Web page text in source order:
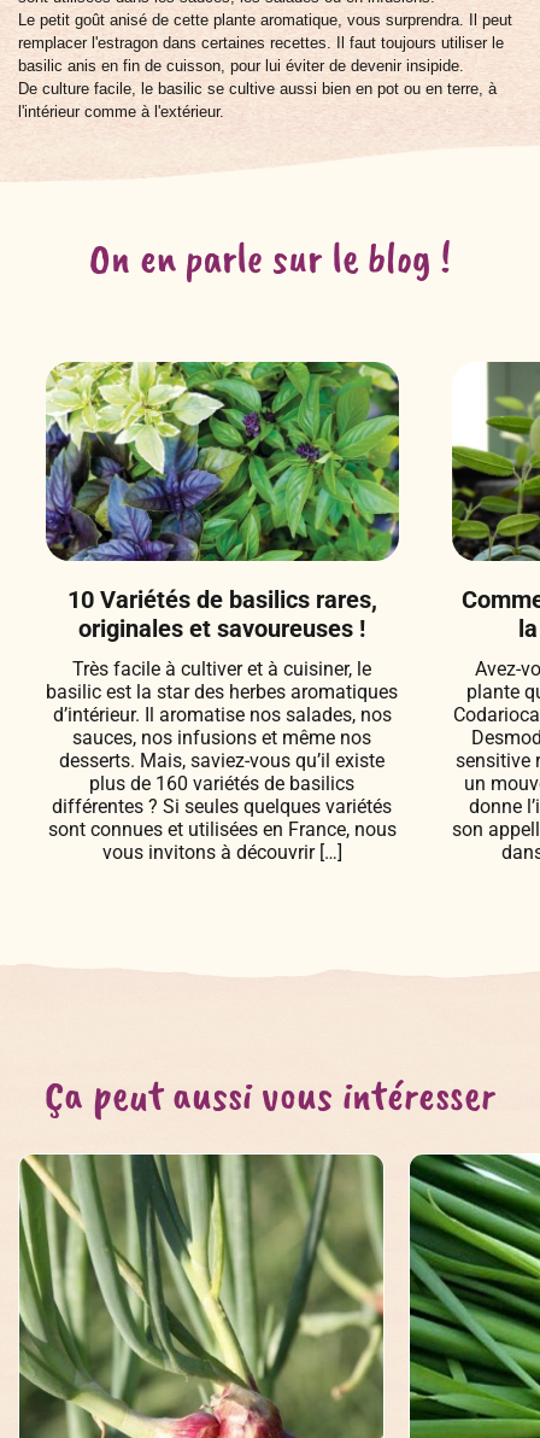
Le petit goût anisé de cette plante aromatique, vous surprendra. Il peut
remplacer l'estragon dans certaines recettes. Il faut toujours utiliser le
basilic anis en fin de cuisson, pour lui éviter de devenir insipide.
De culture facile, le basilic se cultive aussi bien en pot ou en terre, à
l'intérieur comme à l'extérieur.
On en parle sur le blog !
10 Variétés de basilics rares,
originales et savoureuses !
Très facile à cultiver et à cuisiner, le
basilic est la star des herbes aromatiques
d’intérieur. Il aromatise nos salades, nos
sauces, nos infusions et même nos
desserts. Mais, saviez-vous qu’il existe
plus de 160 variétés de basilics
différentes ? Si seules quelques variétés
sont connues et utilisées en France, nous
vous invitons à découvrir […]
Avez-
plante
sensitive
un
donne
son
Ça peut aussi vous intéresser